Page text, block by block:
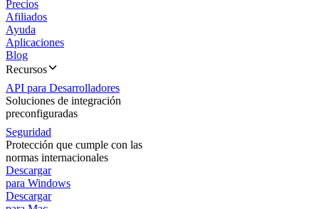
Precios
Afiliados
Ayuda
Aplicaciones
Blog
Recursos
API para Desarrolladores
Soluciones de integración
preconfiguradas
Seguridad
Protección que cumple con las
normas internacionales
Descargar
para Windows
Descargar